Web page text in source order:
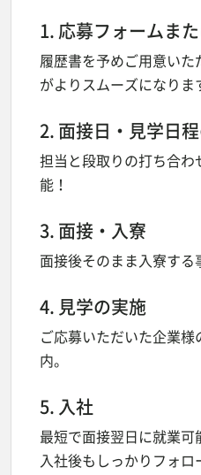
1. 応募フォームま
履歴書を予めご用意い
がよりスムーズになりま
2. 面接日・見学日
担当と段取りの打ち合
能！
3. 面接・入寮
面接後そのまま入寮する
4. 見学の実施
ご応募いただいた企業
内。
5. 入社
最短で面接翌日に就業可
入社後もしっかりフォ